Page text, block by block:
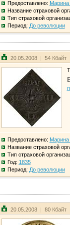
Предоставлено: Марина
Название страховой
Тип страховой
Период: До революции
20.05.2008 | 54 Кбайт
Предоставлено: Марина
Название страховой
Тип страховой
Год: 1835
Период: До революции
20.05.2008 | 80 Кбайт